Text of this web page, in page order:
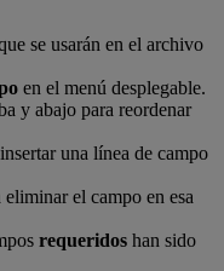
se usarán en el archivo
en el menú desplegable.
y abajo para reordenar
una línea de campo
eliminar el campo en esa
requeridos han sido